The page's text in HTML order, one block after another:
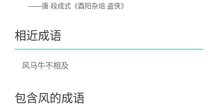
——唐·段成式《酉阳杂俎·盗侠》
相近成语
风马牛不相及
包含风的成语